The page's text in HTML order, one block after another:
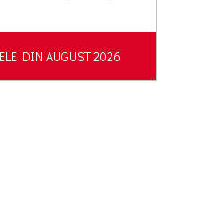
DIN AUGUST 2026